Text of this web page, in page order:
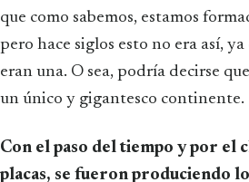
que como sabemos, estamos
pero hace siglos esto no era así,
eran una. O sea, podría decirse
un único y gigantesco continente.
Con el paso del tiempo y por el
placas, se fueron produciendo